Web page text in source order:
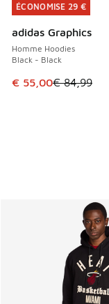
ÉCONOMISE 29 €
adidas Graphics
Homme Hoodies
Black - Black
Cet article est en
€ 55,00€ 84,99
ÉCONOMISE 29 €